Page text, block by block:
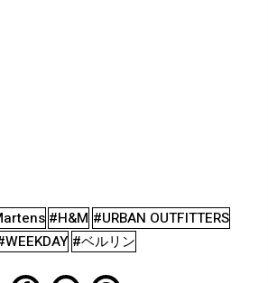
#H&M #URBAN OUTFITTERS
#ベルリン